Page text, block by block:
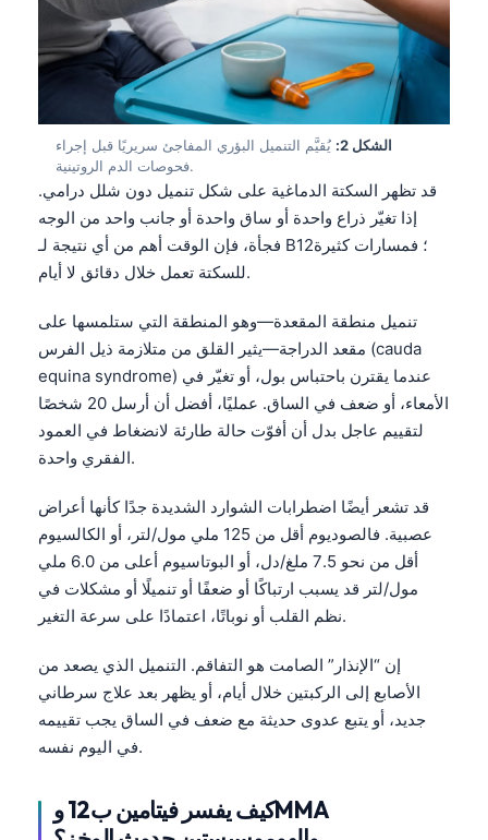
الشكل 2:
يُقيَّم التنميل البؤري المفاجئ سريريًا قبل إجراء
فحوصات الدم الروتينية.
قد تظهر السكتة الدماغية على شكل تنميل دون شلل درامي.
إذا تغيّر ذراع واحدة أو ساق واحدة أو جانب واحد من الوجه
فجأة، فإن الوقت أهم من أي نتيجة لـ B12؛ فمسارات كثيرة
للسكتة تعمل خلال دقائق لا أيام.
تنميل منطقة المقعدة—وهو المنطقة التي ستلمسها على
مقعد الدراجة—يثير القلق من متلازمة ذيل الفرس (cauda
equina syndrome) عندما يقترن باحتباس بول، أو تغيّر في
الأمعاء، أو ضعف في الساق. عمليًا، أفضل أن أرسل 20 شخصًا
لتقييم عاجل بدل أن أفوّت حالة طارئة لانضغاط في العمود
الفقري واحدة.
قد تشعر أيضًا اضطرابات الشوارد الشديدة جدًا كأنها أعراض
عصبية. فالصوديوم أقل من 125 ملي مول/لتر، أو الكالسيوم
أقل من نحو 7.5 ملغ/دل، أو البوتاسيوم أعلى من 6.0 ملي
مول/لتر قد يسبب ارتباكًا أو ضعفًا أو تنميلًا أو مشكلات في
نظم القلب أو نوباتًا، اعتمادًا على سرعة التغير.
إن “الإنذار” الصامت هو التفاقم. التنميل الذي يصعد من
الأصابع إلى الركبتين خلال أيام، أو يظهر بعد علاج سرطاني
جديد، أو يتبع عدوى حديثة مع ضعف في الساق يجب تقييمه
في اليوم نفسه.
كيف يفسرفيتامين ب12
وMMA